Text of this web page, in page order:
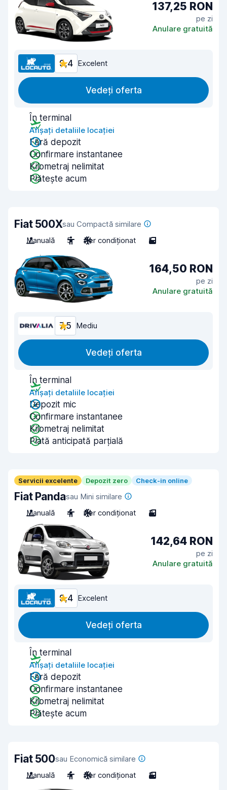
137,25 RON
pe zi
Anulare gratuită
9,4 Excelent
Vedeți oferta
În terminal
Afișați detaliile locației
Fără depozit
Confirmare instantanee
Kilometraj nelimitat
Plătește acum
Fiat 500Xsau Compactă similare
Manuală
5 Aer condiționat 5
164,50 RON
pe zi
Anulare gratuită
7,5 Mediu
Vedeți oferta
În terminal
Afișați detaliile locației
Depozit mic
Confirmare instantanee
Kilometraj nelimitat
Plată anticipată parțială
Servicii excelente Depozit zero Check-in online
Fiat Pandasau Mini similare
Manuală
4 Aer condiționat 3
142,64 RON
pe zi
Anulare gratuită
9,4 Excelent
Vedeți oferta
În terminal
Afișați detaliile locației
Fără depozit
Confirmare instantanee
Kilometraj nelimitat
Plătește acum
Fiat 500sau Economică similare
Manuală
4 Aer condiționat 3